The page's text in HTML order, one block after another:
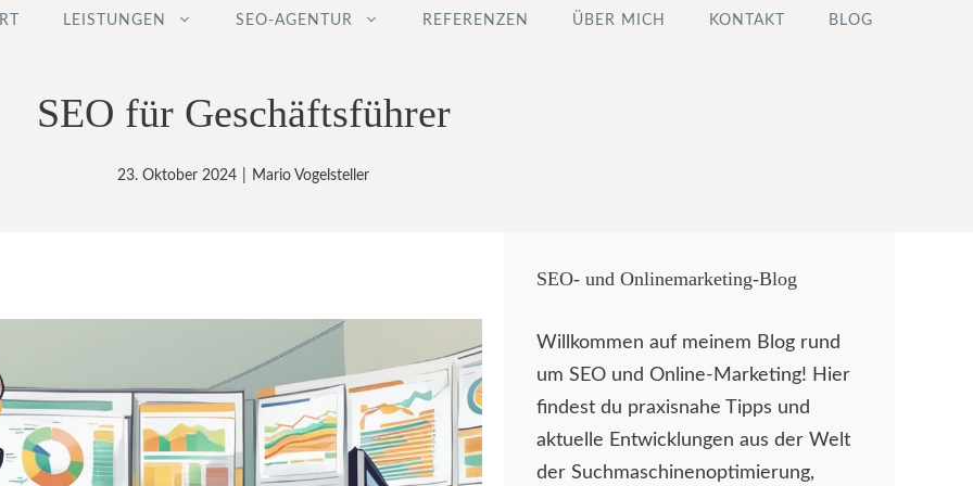
LEISTUNGEN SEO-AGENTUR REFERENZEN ÜBER MICH KONTAKT BLOG
SEO für Geschäftsführer
23. Oktober 2024 Mario Vogelsteller
SEO- und Onlinemarketing-Blog
Willkommen auf meinem Blog rund
um SEO und Online-Marketing! Hier
findest du praxisnahe Tipps und
aktuelle Entwicklungen aus der Welt
der Suchmaschinenoptimierung,